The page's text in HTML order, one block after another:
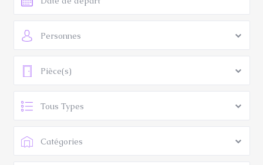
Personnes
Pièce(s)
Tous Types
Catégories